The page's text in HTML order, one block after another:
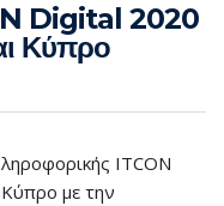
Digital 2020
Κύπρο​
ITCON
με την